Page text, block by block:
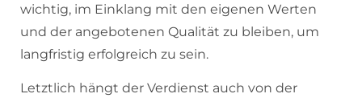
wichtig, im Einklang mit den eigenen Werten
und der angebotenen Qualität zu bleiben, um
langfristig erfolgreich zu sein.
Letztlich hängt der Verdienst auch von der